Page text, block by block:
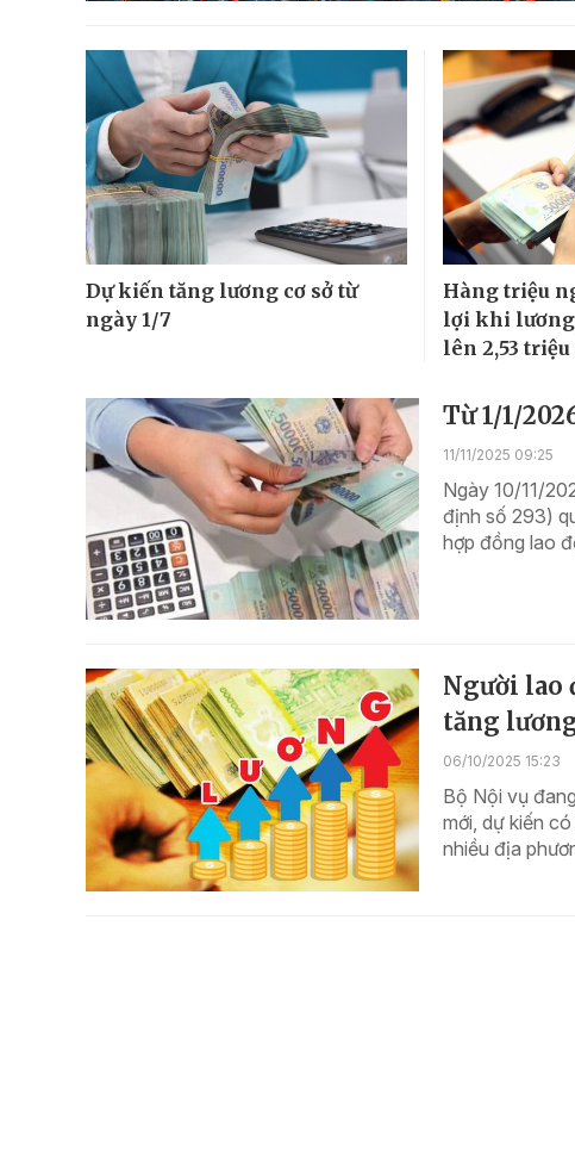
Dự kiến tăng lương cơ sở từ
ngày 1/7
Hàng triệu
lợi khi lương
lên 2,53
Từ 1/1/
11/11/2025 09:25
Ngày 10/11/
định số 293)
hợp đồng lao
Người lao
tăng
06/10/2025 15:23
Bộ Nội vụ
mới, dự kiến
nhiều địa